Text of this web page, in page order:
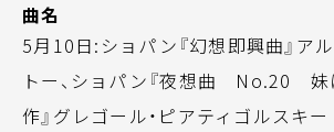
曲名
5月10日:ショパン『幻想即興曲』ア
トー、ショパン『夜想曲 No.20 妹
作』グレゴール・ピアティゴルスキー